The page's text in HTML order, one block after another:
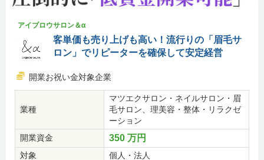
アイブロウサロン＆α
客単価も売り上げも高い！流行りの「眉毛サ
ロン」でリピーターを確保して安定経営
開業お祝い金対象企業
業種
マツエクサロン・ネイルサロン・眉
毛サロン、理美容・整体・リラクゼ
ーション
開業資金
350 万円
対象 個人・法人